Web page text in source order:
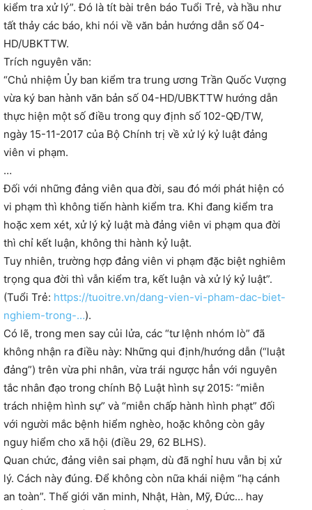
kiểm tra xử lý”. Đó là tít bài trên báo Tuổi Trẻ, và hầu như
tất thảy các báo, khi nói về văn bản hướng dẫn số 04-
HD/UBKTTW.
Trích nguyên văn:
“Chủ nhiệm Ủy ban kiểm tra trung ương Trần Quốc Vượng
vừa ký ban hành văn bản số 04-HD/UBKTTW hướng dẫn
thực hiện một số điều trong quy định số 102-QĐ/TW,
ngày 15-11-2017 của Bộ Chính trị về xử lý kỷ luật đảng
viên vi phạm.
…
Đối với những đảng viên qua đời, sau đó mới phát hiện có
vi phạm thì không tiến hành kiểm tra. Khi đang kiểm tra
hoặc xem xét, xử lý kỷ luật mà đảng viên vi phạm qua đời
thì chỉ kết luận, không thi hành kỷ luật.
Tuy nhiên, trường hợp đảng viên vi phạm đặc biệt nghiêm
trọng qua đời thì vẫn kiểm tra, kết luận và xử lý kỷ luật”.
(Tuổi Trẻ: https://tuoitre.vn/dang-vien-vi-pham-dac-biet-
nghiem-trong-…).
Có lẽ, trong men say củi lửa, các “tư lệnh nhóm lò” đã
không nhận ra điều này: Những qui định/hướng dẫn (“luật
đảng”) trên vừa phi nhân, vừa trái ngược hẳn với nguyên
tắc nhân đạo trong chính Bộ Luật hình sự 2015: “miễn
trách nhiệm hình sự” và “miễn chấp hành hình phạt” đối
với người mắc bệnh hiểm nghèo, hoặc không còn gây
nguy hiểm cho xã hội (điều 29, 62 BLHS).
Quan chức, đảng viên sai phạm, dù đã nghỉ hưu vẫn bị xử
lý. Cách này đúng. Để không còn nữa khái niệm “hạ cánh
an toàn”. Thế giới văn minh, Nhật, Hàn, Mỹ, Đức… hay